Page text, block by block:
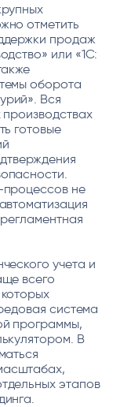
отметить
продаж
или «1С:
оборота
Вся
готовые
процессов не
учета и
всего
система
программы,
В
этапов